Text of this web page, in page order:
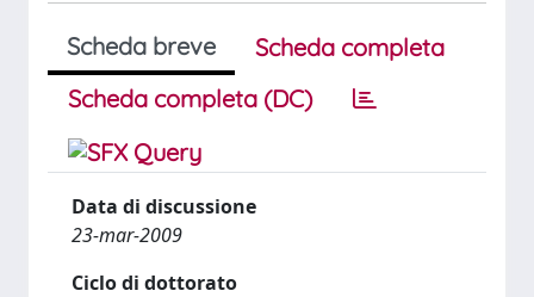
Scheda breve
Scheda completa
Scheda completa (DC)
Data di discussione
23-mar-2009
Ciclo di dottorato